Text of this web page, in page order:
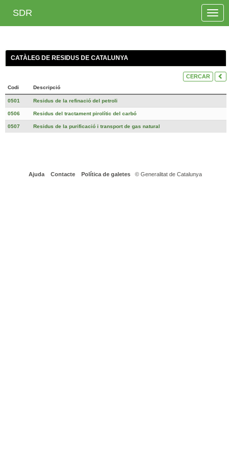
Toggle
SDR
CATÀLEG DE RESIDUS DE CATALUNYA
CERCAR
Codi Descripció
0501 Residus de la refinació del petroli
0506 Residus del tractament pirolític del carbó
0507 Residus de la purificació i transport de gas natural
Ajuda Contacte Política de galetes © Generalitat de Catalunya